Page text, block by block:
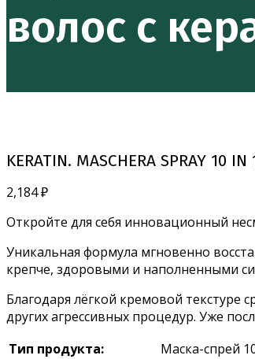
волос с
KERATIN. MASCHERA SPRAY
2,184₽
Откройте для себя инновационный
Уникальная формула мгновенно
крепче, здоровыми и наполненными
Благодаря лёгкой кремовой текстуре
других агрессивных процедур. Уже
Тип продукта:
Маска-спрей